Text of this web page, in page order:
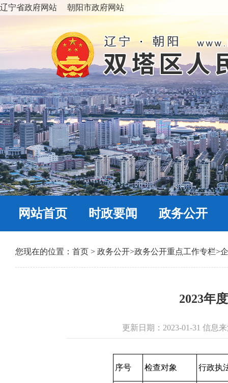
辽宁省政府网站 朝阳市政府网站
网站首页 时政要闻 政务公开
您现在的位置： 首页 > 政务公开>政务公开重点工作专栏>
2023年
更新日期：2023-01-31 信息
序号 检查对象 行政执